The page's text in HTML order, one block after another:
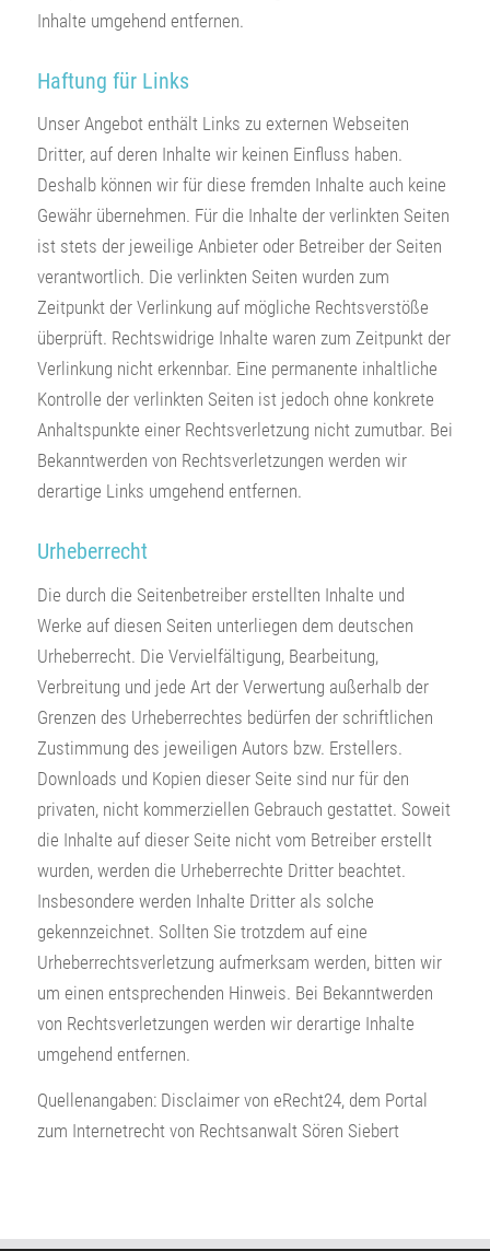
Inhalte umgehend entfernen.
Haftung für Links
Unser Angebot enthält Links zu externen Webseiten
Dritter, auf deren Inhalte wir keinen Einfluss haben.
Deshalb können wir für diese fremden Inhalte auch keine
Gewähr übernehmen. Für die Inhalte der verlinkten Seiten
ist stets der jeweilige Anbieter oder Betreiber der Seiten
verantwortlich. Die verlinkten Seiten wurden zum
Zeitpunkt der Verlinkung auf mögliche Rechtsverstöße
überprüft. Rechtswidrige Inhalte waren zum Zeitpunkt der
Verlinkung nicht erkennbar. Eine permanente inhaltliche
Kontrolle der verlinkten Seiten ist jedoch ohne konkrete
Anhaltspunkte einer Rechtsverletzung nicht zumutbar. Bei
Bekanntwerden von Rechtsverletzungen werden wir
derartige Links umgehend entfernen.
Urheberrecht
Die durch die Seitenbetreiber erstellten Inhalte und
Werke auf diesen Seiten unterliegen dem deutschen
Urheberrecht. Die Vervielfältigung, Bearbeitung,
Verbreitung und jede Art der Verwertung außerhalb der
Grenzen des Urheberrechtes bedürfen der schriftlichen
Zustimmung des jeweiligen Autors bzw. Erstellers.
Downloads und Kopien dieser Seite sind nur für den
privaten, nicht kommerziellen Gebrauch gestattet. Soweit
die Inhalte auf dieser Seite nicht vom Betreiber erstellt
wurden, werden die Urheberrechte Dritter beachtet.
Insbesondere werden Inhalte Dritter als solche
gekennzeichnet. Sollten Sie trotzdem auf eine
Urheberrechtsverletzung aufmerksam werden, bitten wir
um einen entsprechenden Hinweis. Bei Bekanntwerden
von Rechtsverletzungen werden wir derartige Inhalte
umgehend entfernen.
Quellenangaben: Disclaimer von eRecht24, dem Portal
zum Internetrecht von Rechtsanwalt Sören Siebert